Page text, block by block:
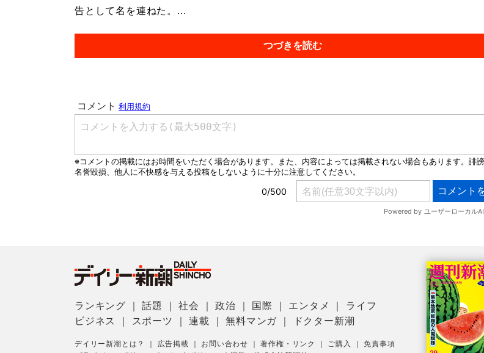
告として名を連ねた。...
つづきを読む
ランキング ｜話題 ｜社会 ｜政治 国際 エンタメ
ライフ
ビジネス
スポーツ ｜連載 ｜無料マンガ ドクター新潮
デイリー新潮とは？ 広告掲載 お問い合わせ ｜著作権・リンク ご購入 ｜免責事項